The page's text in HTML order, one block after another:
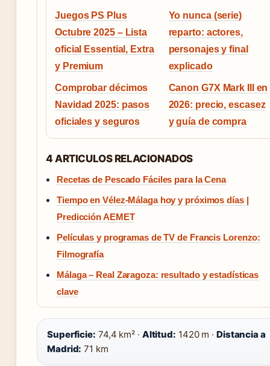
Juegos PS Plus
Octubre 2025 – Lista
oficial Essential, Extra
y Premium
Yo nunca (serie)
reparto: actores,
personajes y final
explicado
Comprobar décimos
Navidad 2025: pasos
oficiales y seguros
Canon G7X Mark III en
2026: precio, escasez
y guía de compra
4 ARTICULOS RELACIONADOS
Recetas de Pescado Fáciles para la Cena
Tiempo en Vélez-Málaga hoy y próximos días |
Predicción AEMET
Películas y programas de TV de Francis Lorenzo:
Filmografía
Málaga – Real Zaragoza: resultado y estadísticas
clave
Superficie: 74,4 km² · Altitud: 1420 m · Distancia a
Madrid: 71 km